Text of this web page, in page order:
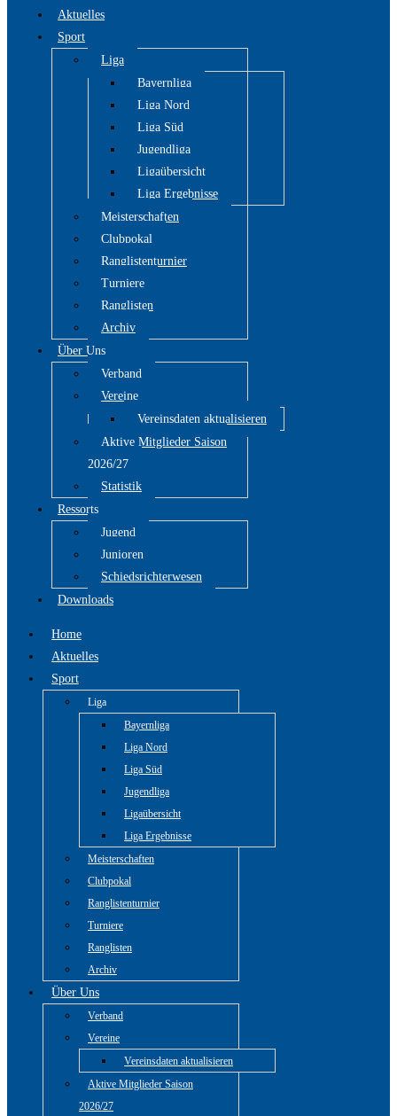
Aktuelles
Sport
Liga
Bayernliga
Liga Nord
Liga Süd
Jugendliga
Ligaübersicht
Liga Ergebnisse
Meisterschaften
Clubpokal
Ranglistenturnier
Turniere
Ranglisten
Archiv
Über Uns
Verband
Vereine
Vereinsdaten aktualisieren
Aktive Mitglieder Saison
2026/27
Statistik
Ressorts
Jugend
Junioren
Schiedsrichterwesen
Downloads
Home
Aktuelles
Sport
Liga
Bayernliga
Liga Nord
Liga Süd
Jugendliga
Ligaübersicht
Liga Ergebnisse
Meisterschaften
Clubpokal
Ranglistenturnier
Turniere
Ranglisten
Archiv
Über Uns
Verband
Vereine
Vereinsdaten aktualisieren
Aktive Mitglieder Saison
2026/27